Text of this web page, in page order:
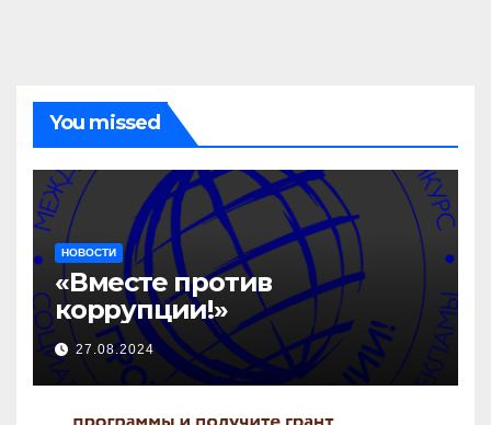
You missed
НОВОСТИ
«Вместе против
коррупции!»
27.08.2024